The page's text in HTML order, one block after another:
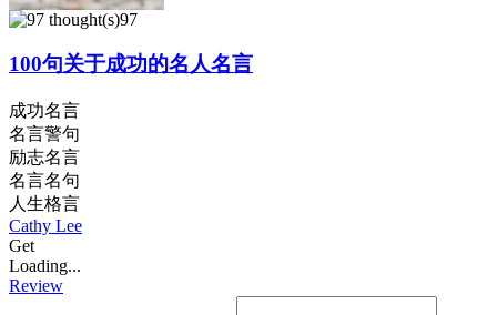
97
100句关于成功的名人名言
成功名言
名言警句
励志名言
名言名句
人生格言
Cathy Lee
Get
Loading...
Review